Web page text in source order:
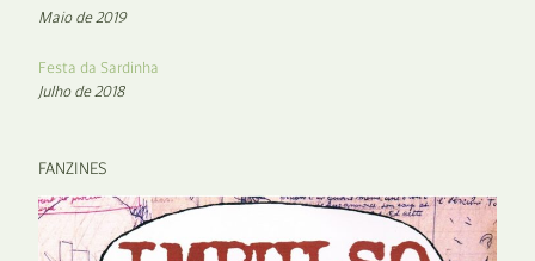
Maio de 2019
Festa da Sardinha
Julho de 2018
FANZINES